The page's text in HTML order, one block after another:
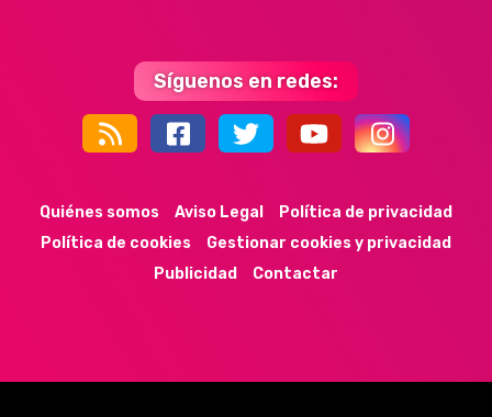
Síguenos en redes:
44k 9k 35k 352
Quiénes somos Aviso Legal
Política de privacidad
Política de cookies
Gestionar cookies y privacidad
Publicidad
Contactar